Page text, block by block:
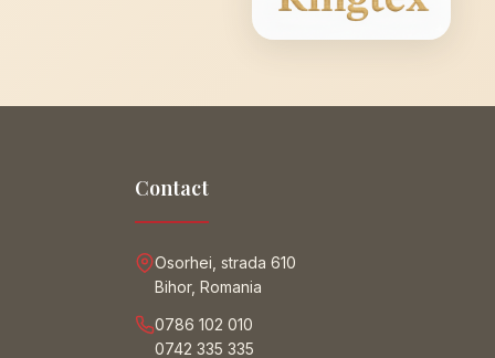
Contact
Osorhei, strada 610
Bihor, Romania
0786 102 010
0742 335 335